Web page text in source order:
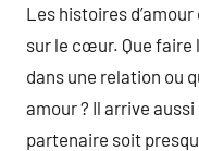
Les histoires
sur le cœur. Que faire
dans une relation ou
amour ? Il arrive aussi
partenaire soit